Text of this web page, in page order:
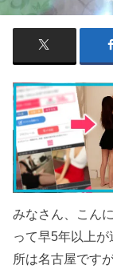
みなさん、こん
って早5年以上
所は名古屋です